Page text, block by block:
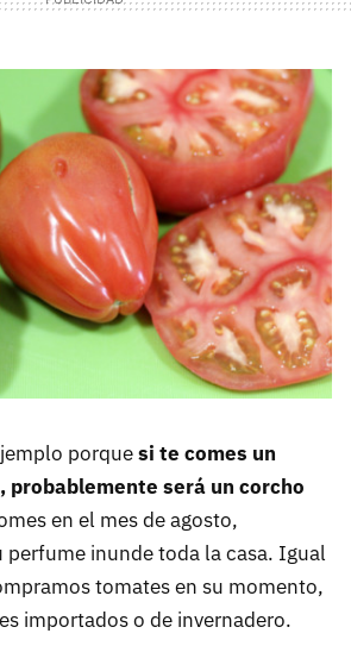
porquesi te comes un
probablemente será un corcho
en el mes de agosto,
perfume inunde toda la casa. Igual
tomates en su momento,
importados o de invernadero.